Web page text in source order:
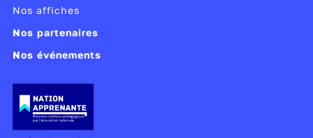
Nos affiches
Nos partenaires
Nos événements